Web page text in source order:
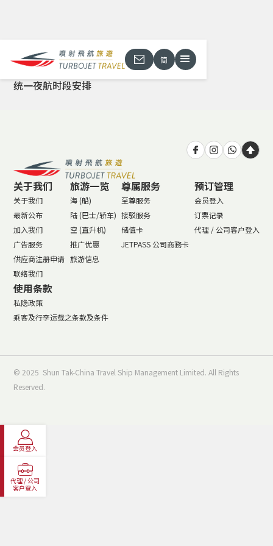
简
统一夜航时段安排
返回
关于我们
关于我们
最新公布
加入我们
广告服务
供应商注册申请
联络我们
旅游一览
海 (船)
陆 (巴士/轿车)
空 (直升机)
推广优惠
旅游信息
尊属服务
至尊服务
接驳服务
储值卡
JETPASS 公司商務卡
预订管理
会员登入
订票记录
代理 / 公司客户登入
使用条款
私隐政策
乘客及行李运载之条款及条件
© 2025 Shun Tak-China Travel Ship Management Limited. All Rights
Reserved.
会员登入
代理 / 公司
客户登入